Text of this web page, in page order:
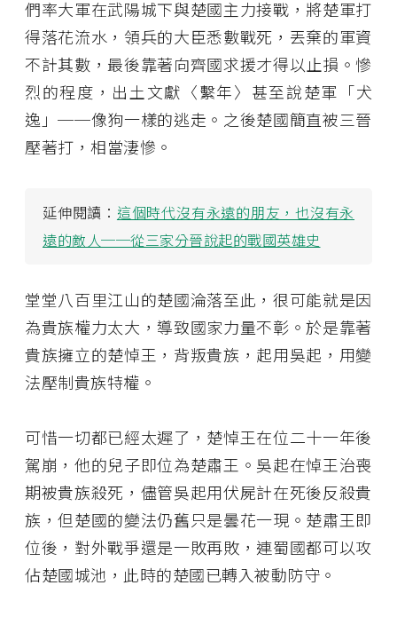
們率大軍在武陽城下與楚國主力接戰，將楚軍打
得落花流水，領兵的大臣悉數戰死，丟棄的軍資
不計其數，最後靠著向齊國求援才得以止損。慘
烈的程度，出土文獻〈繫年〉甚至說楚軍「犬
逸」──像狗一樣的逃走。之後楚國簡直被三晉
壓著打，相當淒慘。
延伸閱讀： 這個時代沒有永遠的朋友，也沒有永
遠的敵人──從三家分晉說起的戰國英雄史
堂堂八百里江山的楚國淪落至此，很可能就是因
為貴族權力太大，導致國家力量不彰。於是靠著
貴族擁立的楚悼王，背叛貴族，起用吳起，用變
法壓制貴族特權。
可惜一切都已經太遲了，楚悼王在位二十一年後
駕崩，他的兒子即位為楚肅王。吳起在悼王治喪
期被貴族殺死，儘管吳起用伏屍計在死後反殺貴
族，但楚國的變法仍舊只是曇花一現。楚肅王即
位後，對外戰爭還是一敗再敗，連蜀國都可以攻
佔楚國城池，此時的楚國已轉入被動防守。